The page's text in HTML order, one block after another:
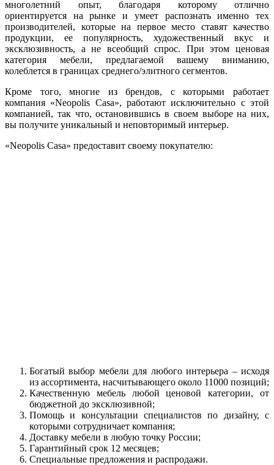
многолетний опыт, благодаря которому отлично
ориентируется на рынке и умеет распознать именно тех
производителей, которые на первое место ставят качество
продукции, ее популярность, художественный вкус и
эксклюзивность, а не всеобщий спрос. При этом ценовая
категория мебели, предлагаемой вашему вниманию,
колеблется в границах среднего/элитного сегментов.
Кроме того, многие из брендов, с которыми работает
компания «Neopolis Casa», работают исключительно с этой
компанией, так что, остановившись в своем выборе на них,
вы получите уникальный и неповторимый интерьер.
«Neopolis Casa» предоставит своему покупателю:
Богатый выбор мебели для любого интерьера – исходя
из ассортимента, насчитывающего около 11000 позиций;
Качественную мебель любой ценовой категории, от
бюджетной до эксклюзивной;
Помощь и консультации специалистов по дизайну, с
которыми сотрудничает компания;
Доставку мебели в любую точку России;
Гарантийный срок 12 месяцев;
Специальные предложения и распродажи.